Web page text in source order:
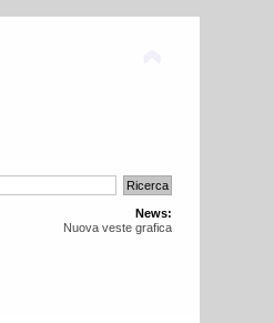
News:
Nuova veste grafica